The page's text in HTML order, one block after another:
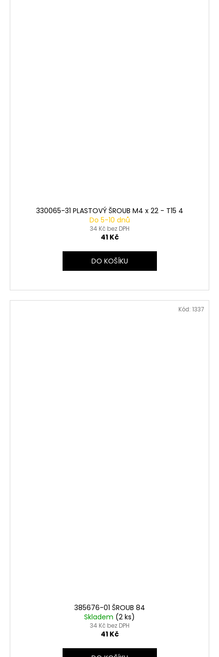
330065-31 PLASTOVÝ ŠROUB M4 x 22 - T15 4
Do 5-10 dnů
34 Kč bez DPH
41 Kč
DO KOŠÍKU
385676-01 ŠROUB 84
Skladem (2 ks)
34 Kč bez DPH
41 Kč
Kód: 1337